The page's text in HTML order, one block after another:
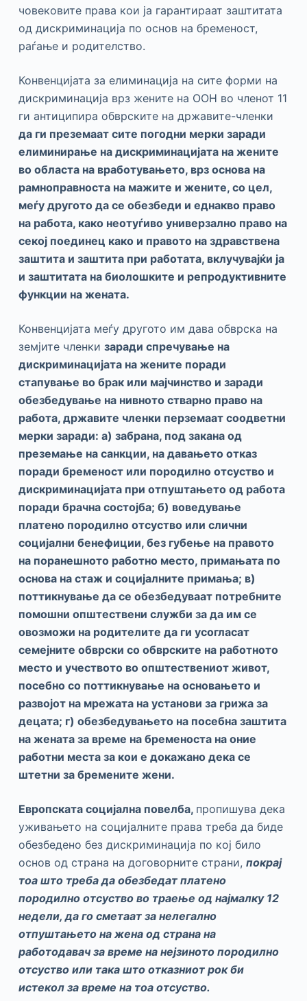
човековите права кои ја гарантираат заштитата
од дискриминација по основ на бременост,
раѓање и родителство.
Конвенцијата за елиминација на сите форми на
дискриминација врз жените на ООН во членот 11
ги антиципира обврските на државите-членки
да ги преземаат сите погодни мерки заради
елиминирање на дискриминацијата на жените
во областа на вработувањето, врз основа на
рамноправноста на мажите и жените, со цел,
меѓу другото да се обезбеди и еднакво право
на работа, како неотуѓиво универзално право на
секој поединец како и правото на здравствена
заштита и заштита при работата, вклучувајќи ја
и заштитата на биолошките и репродуктивните
функции на жената.
Конвенцијата меѓу другото им дава обврска на
земјите членки заради спречување на
дискриминацијата на жените поради
стапување во брак или мајчинство и заради
обезбедување на нивното стварно право на
работа, државите членки перземаат соодветни
мерки заради: а) забрана, под закана од
преземање на санкции, на давањето отказ
поради бременост или породилно отсуство и
дискриминацијата при отпуштањето од работа
поради брачна состојба; б) воведување
платено породилно отсуство или слични
социјални бенефиции, без губење на правото
на поранешното работно место, примањата по
основа на стаж и социјалните примања; в)
поттикнување да се обезбедуваат потребните
помошни општествени служби за да им се
овозможи на родителите да ги усогласат
семејните обврски со обврските на работното
место и учеството во општествениот живот,
посебно со поттикнување на основањето и
развојот на мрежата на установи за грижа за
децата; г) обезбедувањето на посебна заштита
на жената за време на бременоста на оние
работни места за кои е докажано дека се
штетни за бремените жени.
Европската социјална повелба, пропишува дека
уживањето на социјалните права треба да биде
обезбедено без дискриминација по кој било
основ од страна на договорните страни, покрај
тоа што треба да обезбедат платено
породилно отсуство во траење од најмалку 12
недели, да го сметаат за нелегално
отпуштањето на жена од страна на
работодавач за време на нејзиното породилно
отсуство или така што отказниот рок би
истекол за време на тоа отсуство.